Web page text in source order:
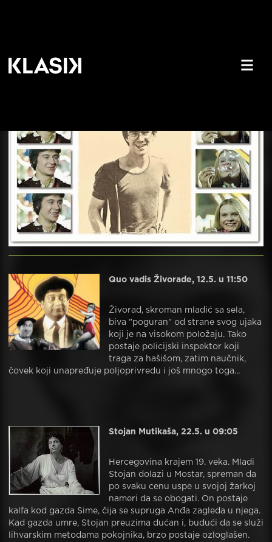
Quo vadis Živorade, 12.5. u 11:50
Živorad, skroman mladić sa sela,
biva "poguran" od strane svog ujaka
koji je na visokom položaju. Tako
postaje policijski inspektor koji
traga za hašišom, zatim naučnik,
čovek koji unapređuje poljoprivredu i još mnogo toga...
Stojan Mutikaša, 22.5. u 09:05
Hercegovina krajem 19. veka. Mladi
Stojan dolazi u Mostar, spreman da
po svaku cenu uspe u svojoj žarkoj
nameri da se obogati. On postaje
kalfa kod gazda Sime, čija se supruga Anđa zagleda u njega.
Kad gazda umre, Stojan preuzima dućan i, budući da se služi
lihvarskim metodama pokojnika, brzo postaje ozloglašen.